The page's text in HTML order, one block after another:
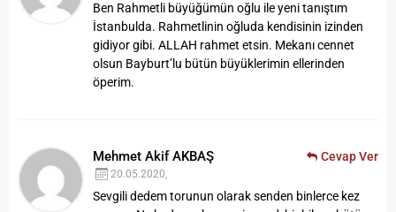
Ben Rahmetli büyüğümün oğlu ile yeni tanıştım
İstanbulda. Rahmetlinin oğluda kendisinin izinden
gidiyor gibi. ALLAH rahmet etsin. Mekanı cennet
olsun Bayburt’lu bütün büyüklerimin ellerinden
öperim.
Mehmet Akif AKBAŞ
20.05.2020,
Sevgili dedem torunun olarak senden binlerce kez
Cevap Ver